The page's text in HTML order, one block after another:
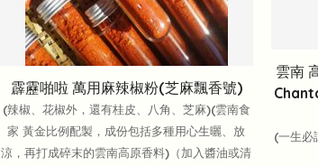
霹靂啪啦 萬用麻辣椒粉(芝麻飄香號)
(辣椒、花椒外，還有桂皮、八角、芝麻)(雲南食
家 黃金比例配製，成份包括多種用心生曬、放
涼，再打成碎末的雲南高原香料)（加入醬油或清
雲南
(一生必